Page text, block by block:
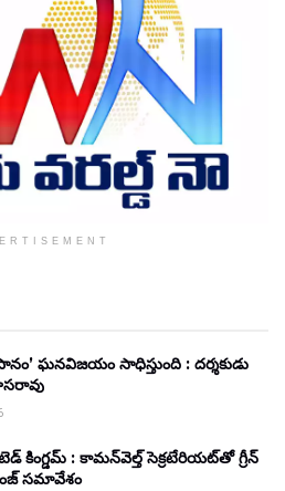
ఘనవిజయం సాధిస్తుంది : దర్శకుడు
కింగ్డమ్ : కామన్‌వెల్త్ సెక్రటేరియట్‌తో గ్రీన్
సమావేశం